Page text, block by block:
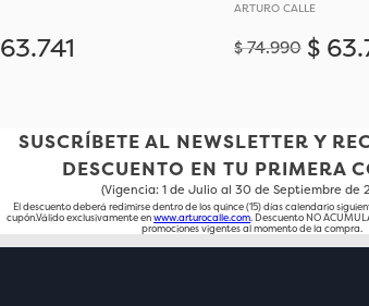
63.741
ARTURO CALLE
$ 74.990 $ 63.
SUSCRÍBETE AL NEWSLETTER Y
DESCUENTO EN TU PRIMERA
(Vigencia: 1 de Julio al 30 de Septiembre de
El descuento deberá redimirse dentro de los quince (15) días calendario
cupón.Válido exclusivamente enwww.arturocalle.com. Descuento NO
promociones vigentes al momento de la compra.